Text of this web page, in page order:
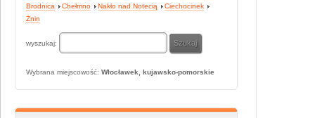
Brodnica
Chełmno Nakło nad Notecią
Ciechocinek
Żnin
wyszukaj:
Wybrana miejscowość: Włocławek, kujawsko-pomorskie